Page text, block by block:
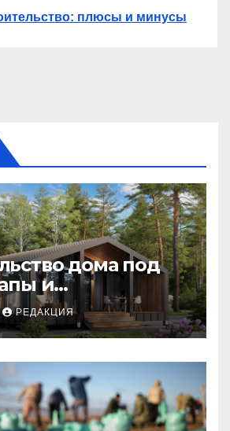
плюсы и минусы
дома под
и
бюджета
РЕДАКЦИЯ